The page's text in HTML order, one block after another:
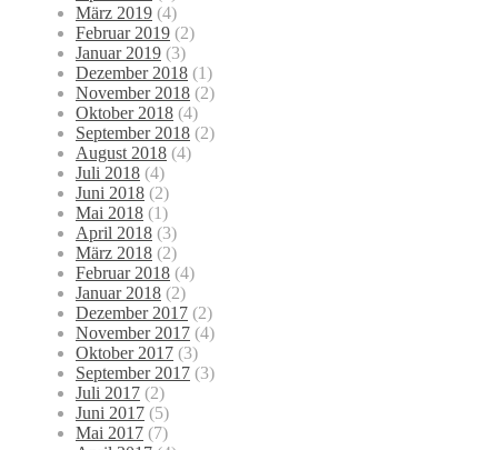
März 2019 (4)
Februar 2019 (2)
Januar 2019 (3)
Dezember 2018 (1)
November 2018 (2)
Oktober 2018 (4)
September 2018 (2)
August 2018 (4)
Juli 2018 (4)
Juni 2018 (2)
Mai 2018 (1)
April 2018 (3)
März 2018 (2)
Februar 2018 (4)
Januar 2018 (2)
Dezember 2017 (2)
November 2017 (4)
Oktober 2017 (3)
September 2017 (3)
Juli 2017 (2)
Juni 2017 (5)
Mai 2017 (7)